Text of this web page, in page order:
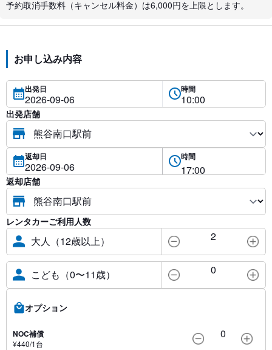
予約取消手数料（キャンセル料金）は6,000円を上限とします。
お申し込み内容
出発日 時間
出発店舗
返却日 時間
返却店舗
レンタカーご利用人数
大人（12歳以上） 2
こども（0〜11歳） 0
オプション
NOC補償
¥440/1台
0